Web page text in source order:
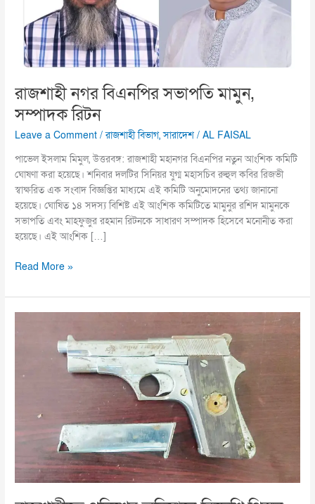
রাজশাহী নগর বিএনপির সভাপতি মামুন,
সম্পাদক রিটন
Leave a Comment /রাজশাহী বিভাগ,সারাদেশ /AL FAISAL
পাভেল ইসলাম মিমুল, উত্তরবঙ্গ: রাজশাহী মহানগর বিএনপির নতুন আংশিক কমিটি
ঘোষণা করা হয়েছে। শনিবার দলটির সিনিয়র যুগ্ম মহাসচিব রুহুল কবির রিজভী
স্বাক্ষরিত এক সংবাদ বিজ্ঞপ্তির মাধ্যমে এই কমিটি অনুমোদনের তথ্য জানানো
হয়েছে। ঘোষিত ১৪ সদস্য বিশিষ্ট এই আংশিক কমিটিতে মামুনুর রশিদ মামুনকে
সভাপতি এবং মাহফুজুর রহমান রিটনকে সাধারণ সম্পাদক হিসেবে মনোনীত করা
হয়েছে। এই আংশিক […]
Read More »
পুলিশের
পিস্তল